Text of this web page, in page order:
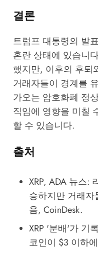
결론
트럼프 대통령의 발
혼란 상태에 있습니
했지만, 이후의 후퇴
거래자들이 경계를
가오는 암호화폐 정
직임에 영향을 미칠
할 수 있습니다.
출처
XRP, ADA 뉴스:
승하지만 거래
음, CoinDesk.
XRP '분배'가 기
코인이 $3 이하